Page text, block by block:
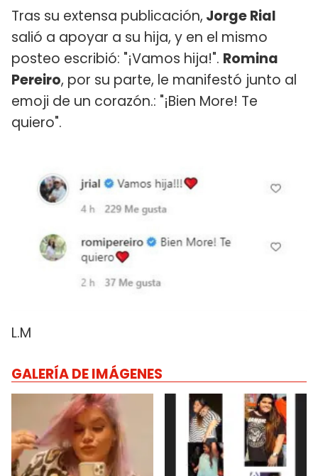
Tras su extensa publicación, Jorge Rial
salió a apoyar a su hija, y en el mismo
posteo escribió: "¡Vamos hija!". Romina
Pereiro, por su parte, le manifestó junto al
emoji de un corazón.: "¡Bien More! Te
quiero".
L.M
GALERÍA DE IMÁGENES